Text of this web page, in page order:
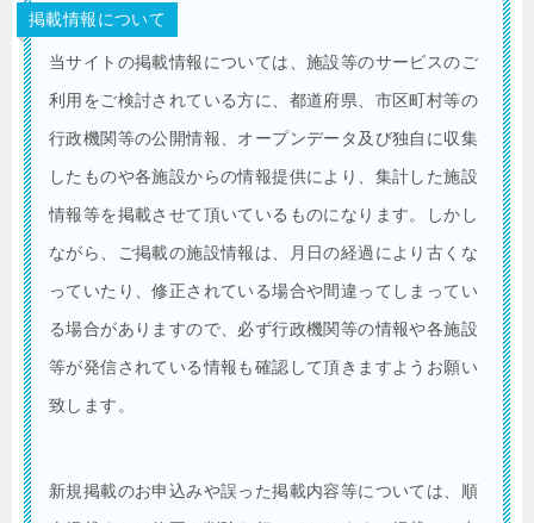
掲載情報について
当サイトの掲載情報については、施設等のサービスのご
利用をご検討されている方に、都道府県、市区町村等の
行政機関等の公開情報、オープンデータ及び独自に収集
したものや各施設からの情報提供により、集計した施設
情報等を掲載させて頂いているものになります。しかし
ながら、ご掲載の施設情報は、月日の経過により古くな
っていたり、修正されている場合や間違ってしまってい
る場合がありますので、必ず行政機関等の情報や各施設
等が発信されている情報も確認して頂きますようお願い
致します。
新規掲載のお申込みや誤った掲載内容等については、順